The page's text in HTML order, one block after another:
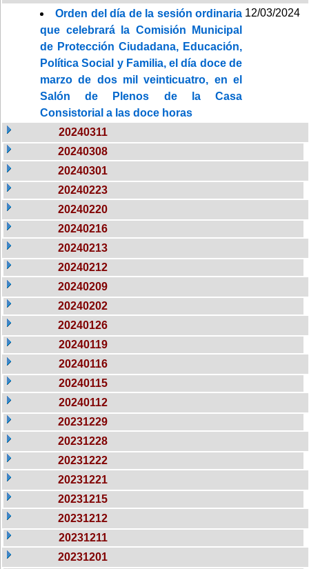
Orden del día de la sesión ordinaria
que celebrará la Comisión Municipal
de Protección Ciudadana, Educación,
Política Social y Familia, el día doce de
marzo de dos mil veinticuatro, en el
Salón de Plenos de la Casa
Consistorial a las doce horas
12/03/2024
20240311
20240308
20240301
20240223
20240220
20240216
20240213
20240212
20240209
20240202
20240126
20240119
20240116
20240115
20240112
20231229
20231228
20231222
20231221
20231215
20231212
20231211
20231201